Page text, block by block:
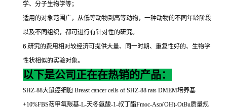
学、分子生物学等；
适用的对象范围广，从低等动物到高等动物，一种动物的不同年龄阶段
以及不同组织，都可进行有针对性的研究。
6.研究的费用相对较经济可提供大量、同一时期、重复性好的、生物学
性状相似的实验对象。
以下是公司正在在热销的产品：
SHZ-88大鼠癌细胞 Breast cancer cells of SHZ-88 rats DMEM培养基
+10%FBS芴甲氧羰基-L-天冬氨酸-1-叔丁酯Fmoc-Asp(OH)-OtBu质量规